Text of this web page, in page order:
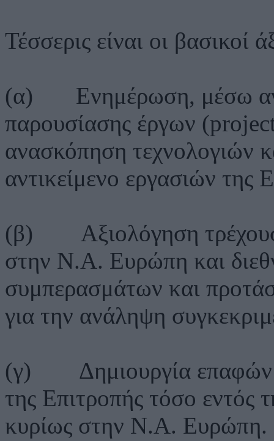
Τέσσερις είναι οι βασικοί
(α) Ενημέρωση, μέσω
παρουσίασης έργων
ανασκόπηση τεχνολογιών
αντικείμενο εργασιών της
(β) Αξιολόγηση
στην Ν.Α. Ευρώπη και
συμπερασμάτων και
για την ανάληψη
(γ) Δημιουργία επαφών
της Επιτροπής τόσο εντός
κυρίως στην Ν.Α. Ευρώπη.